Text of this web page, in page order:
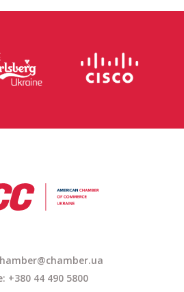
+380 44 490 5800